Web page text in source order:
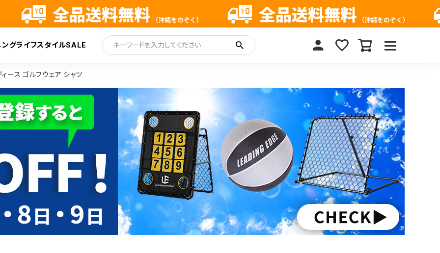
ングライフスタイルSALE
ース ゴルフウェア シャツ